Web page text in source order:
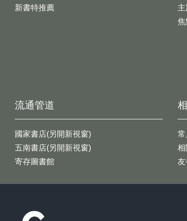
新書特推薦
焦
流通管道
國家書店(另開新視窗)
五南書店(另開新視窗)
寄存圖書館
常
相
友